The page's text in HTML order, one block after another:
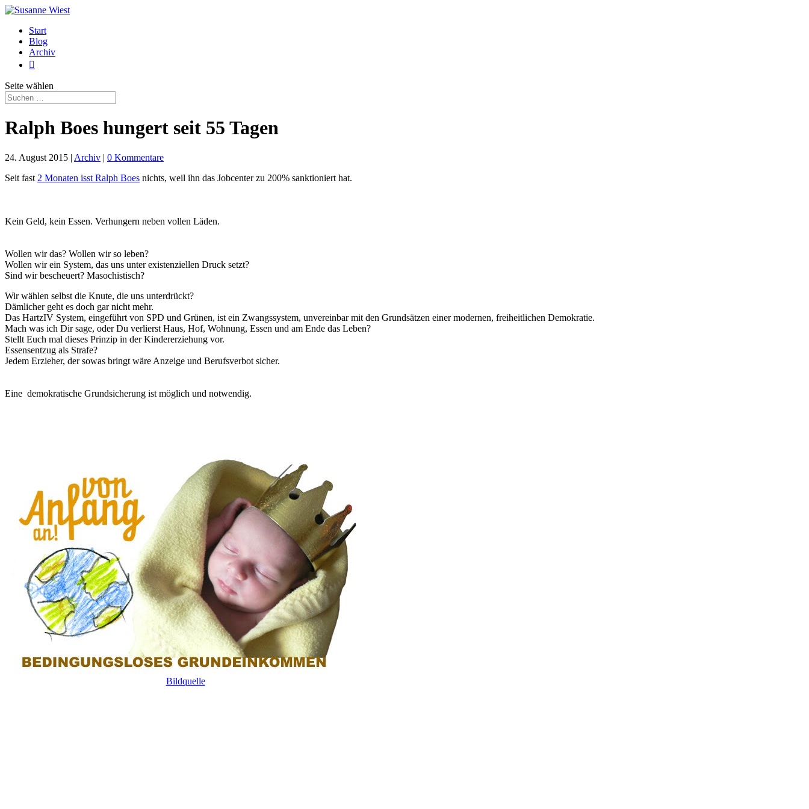
Start
Blog
Archiv

Seite wählen
Ralph Boes hungert seit 55 Tagen
24. August 2015 | Archiv | 0 Kommentare
Seit fast 2 Monaten isst Ralph Boes nichts, weil ihn das Jobcenter zu 200% sanktioniert hat.
Kein Geld, kein Essen. Verhungern neben vollen Läden.
Wollen wir das? Wollen wir so leben?
Wollen wir ein System, das uns unter existenziellen Druck setzt?
Sind wir bescheuert? Masochistisch?
Wir wählen selbst die Knute, die uns unterdrückt?
Dämlicher geht es doch gar nicht mehr.
Das HartzIV System, eingeführt von SPD und Grünen, ist ein Zwangssystem, unvereinbar mit den Grundsätzen einer modernen, freiheitlichen Demokratie.
Mach was ich Dir sage, oder Du verlierst Haus, Hof, Wohnung, Essen und am Ende das Leben?
Stellt Euch mal dieses Prinzip in der Kindererziehung vor.
Essensentzug als Strafe?
Jedem Erzieher, der sowas bringt wäre Anzeige und Berufsverbot sicher.
Eine demokratische Grundsicherung ist möglich und notwendig.
Bildquelle